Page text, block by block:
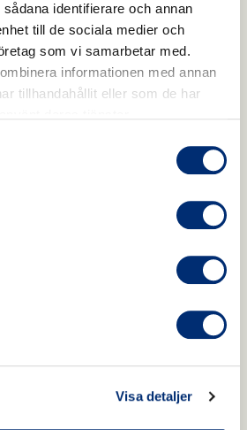
identifierare och annan
till de sociala medier och
som vi samarbetar med.
informationen med annan
tillhandahållit eller som de har
Visa detaljer